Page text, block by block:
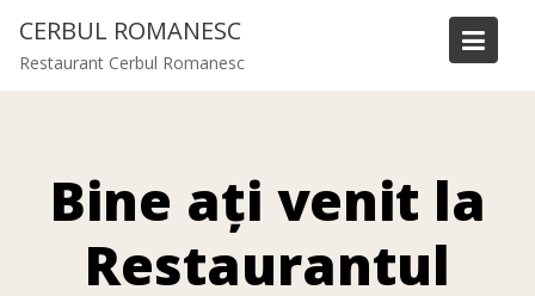
CERBUL ROMANESC
Restaurant Cerbul Romanesc
Bine ați venit la
Restaurantul